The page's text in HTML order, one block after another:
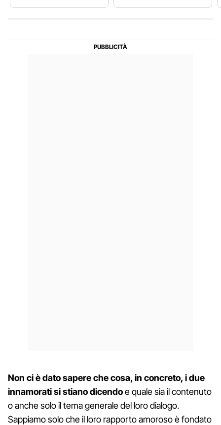
Non ci è dato sapere che cosa, in concreto, i due
innamorati si stiano dicendoe quale sia il contenuto
o anche solo il tema generale del loro dialogo.
Sappiamo solo che il loro rapporto amoroso è fondato